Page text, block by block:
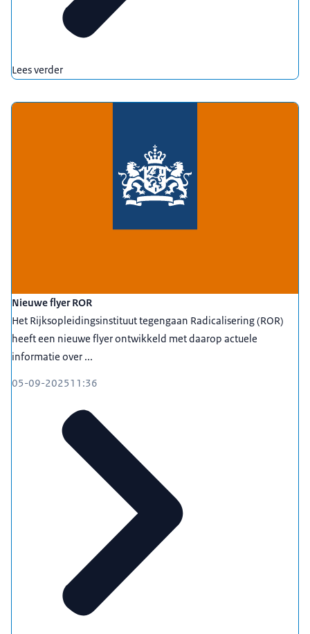
Lees verder
Nieuwe flyer ROR
Het Rijksopleidingsinstituut tegengaan Radicalisering (ROR)
heeft een nieuwe flyer ontwikkeld met daarop actuele
informatie over ...
05-09-202511:36